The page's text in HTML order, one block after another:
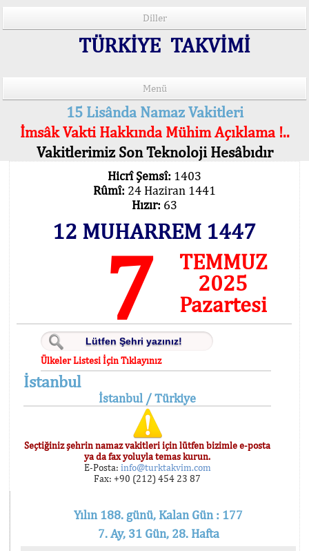
Diller
TÜRKİYE TAKVİMİ
Menü
15 Lisânda Namaz Vakitleri
İmsâk Vakti Hakkında Mühim Açıklama !..
Vakitlerimiz Son Teknoloji Hesâbıdır
Hicrî Şemsî: 1403
Rûmî: 24 Haziran 1441
Hızır: 63
12 MUHARREM 1447
7
TEMMUZ
2025
Pazartesi
Ülkeler Listesi İçin Tıklayınız
İstanbul
İstanbul / Türkiye
Seçtiğiniz şehrin namaz vakitleri için lütfen bizimle e-posta
ya da fax yoluyla temas kurun.
E-Posta: info@turktakvim.com
Fax: +90 (212) 454 23 87
Yılın 188. günü, Kalan Gün : 177
7. Ay, 31 Gün, 28. Hafta